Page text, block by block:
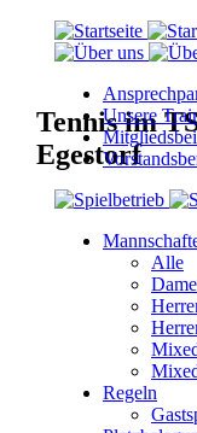
Tennis im
Egestorf
Unsere
Alle
Regeln